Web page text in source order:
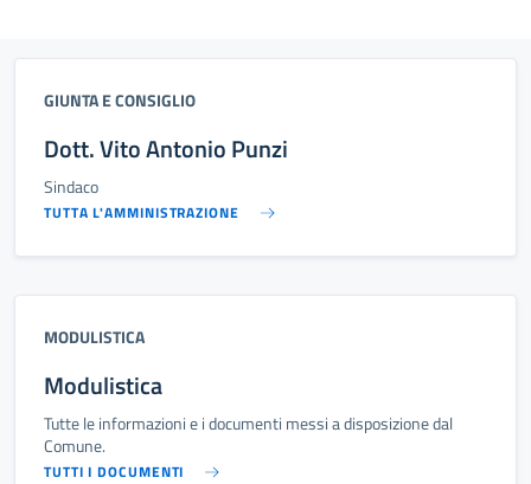
GIUNTA E CONSIGLIO
Dott. Vito Antonio Punzi
Sindaco
TUTTA L'AMMINISTRAZIONE
MODULISTICA
Modulistica
Tutte le informazioni e i documenti messi a disposizione dal
Comune.
TUTTI I DOCUMENTI